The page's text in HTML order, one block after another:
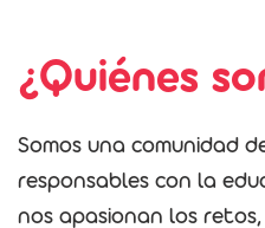
¿Quiénes
Somos una comunidad
responsables con la
nos apasionan los